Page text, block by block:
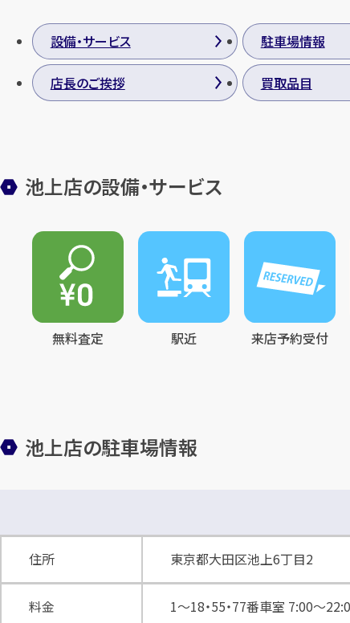
設備・サービス 駐車場情報
店長のご挨拶 買取品目
池上店の設備・サービス
無料査定 駅近 来店予約受付
池上店の駐車場情報
住所 東京都大田区池上6丁目2
料金 1〜18・55・77番車室 7:00〜